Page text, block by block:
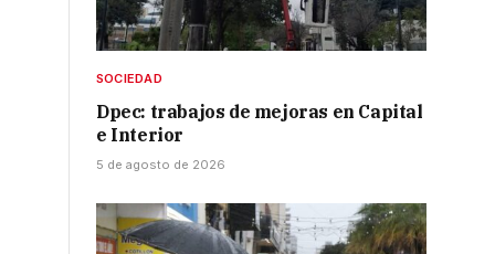
SOCIEDAD
Dpec: trabajos de mejoras en Capital
e Interior
5 de agosto de 2026